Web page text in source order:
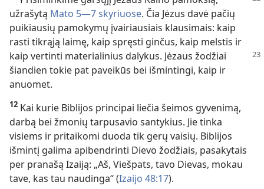
užrašytą Mato 5—7 skyriuose. Čia Jėzus davė pačių
puikiausių pamokymų įvairiausiais klausimais: kaip
rasti tikrąją laimę, kaip spręsti ginčus, kaip melstis ir
kaip vertinti materialinius dalykus. Jėzaus žodžiai
šiandien tokie pat paveikūs bei išmintingi, kaip ir
anuomet.
12 Kai kurie Biblijos principai liečia šeimos gyvenimą,
darbą bei žmonių tarpusavio santykius. Jie tinka
visiems ir pritaikomi duoda tik gerų vaisių. Biblijos
išmintį galima apibendrinti Dievo žodžiais, pasakytais
per pranašą Izaiją: „Aš, Viešpats, tavo Dievas, mokau
tave, kas tau naudinga“ (Izaijo 48:17).